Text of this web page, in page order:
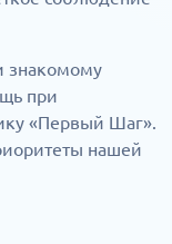
знакомому
при
«Первый Шаг».
нашей